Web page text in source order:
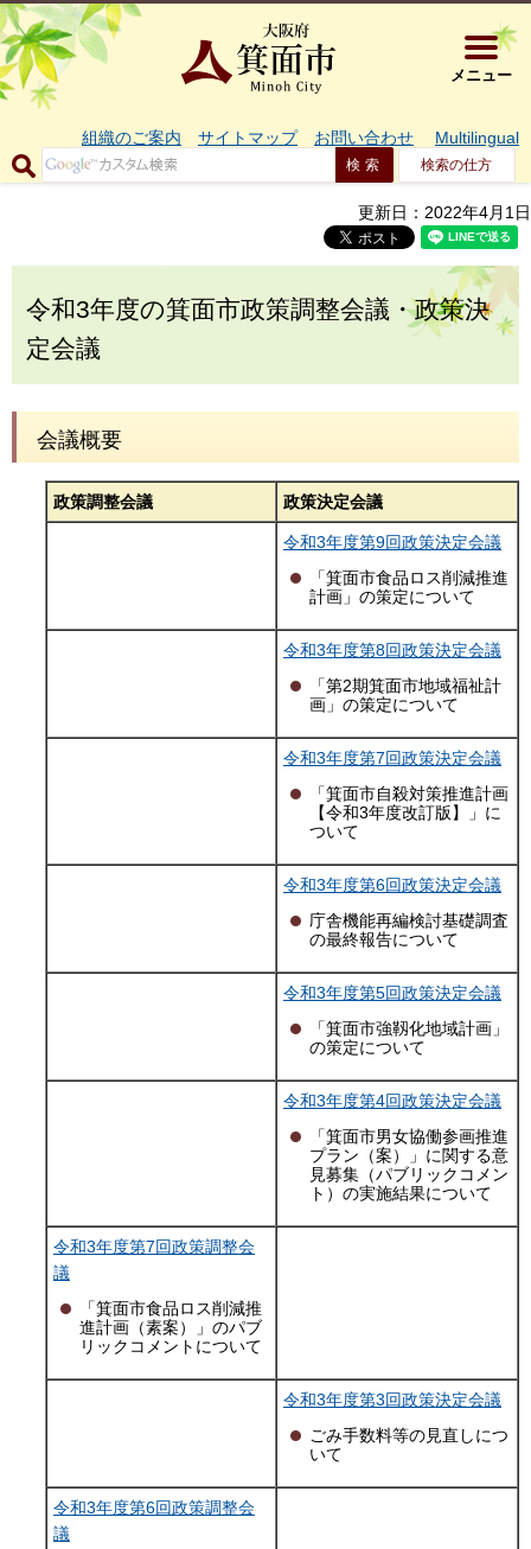
大阪府箕
メニュー
組織のご案内 サイトマップ お問い合わせ Multilingual
検索の仕方
更新日：2022年4月1日
令和3年度の箕面市政策調整会議・政策決
定会議
会議概要
政策調整会議 政策決定会議
令和3年度第9回政策決定会議
「箕面市食品ロス削減推進
計画」の策定について
令和3年度第8回政策決定会議
「第2期箕面市地域福祉計
画」の策定について
令和3年度第7回政策決定会議
「箕面市自殺対策推進計画
【令和3年度改訂版】」に
ついて
令和3年度第6回政策決定会議
庁舎機能再編検討基礎調査
の最終報告について
令和3年度第5回政策決定会議
「箕面市強靱化地域計画」
の策定について
令和3年度第4回政策決定会議
「箕面市男女協働参画推進
プラン（案）」に関する意
見募集（パブリックコメン
ト）の実施結果について
令和3年度第7回政策調整会
議
「箕面市食品ロス削減推
進計画（素案）」のパブ
リックコメントについて
令和3年度第3回政策決定会議
ごみ手数料等の見直しにつ
いて
令和3年度第6回政策調整会
議